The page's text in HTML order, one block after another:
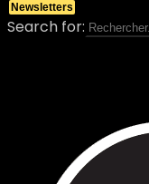
Search for:
Newsletters